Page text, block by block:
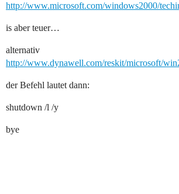
http://www.microsoft.com/windows2000/
is aber teuer…
alternativ
http://www.dynawell.com/reskit/microsoft/
der Befehl lautet dann:
shutdown /l /y
bye